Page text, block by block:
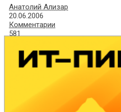
Анатолий Ализар
20.06.2006
Комментарии
581